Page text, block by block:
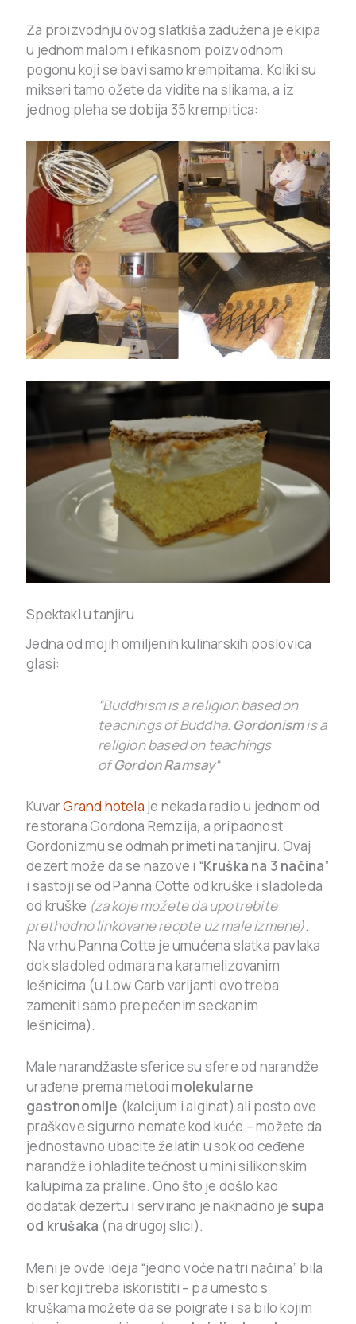
Za proizvodnju ovog slatkiša zadužena je ekipa
u jednom malom i efikasnom poizvodnom
pogonu koji se bavi samo krempitama. Koliki su
mikseri tamo ožete da vidite na slikama, a iz
jednog pleha se dobija 35 krempitica:
Spektakl u tanjiru
Jedna od mojih omiljenih kulinarskih poslovica
glasi:
“Buddhism is a religion based on
teachings of Buddha. Gordonismis a
religion based on teachings
ofGordon Ramsay“
KuvarGrand hotela je nekada radio u jednom od
restorana Gordona Remzija, a pripadnost
Gordonizmu se odmah primeti na tanjiru. Ovaj
dezert može da se nazove i “Kruška na 3 načina”
i sastoji se od Panna Cotte od kruške i sladoleda
od kruške (za koje možete da upotrebite
prethodno linkovane recpte uz male izmene).
Na vrhu Panna Cotte je umućena slatka pavlaka
dok sladoled odmara na karamelizovanim
lešnicima (u Low Carb varijanti ovo treba
zameniti samo prepečenim seckanim
lešnicima).
Male narandžaste sferice su sfere od narandže
urađene prema metodi molekularne
gastronomije (kalcijum i alginat) ali posto ove
praškove sigurno nemate kod kuće – možete da
jednostavno ubacite želatin u sok od ceđene
narandže i ohladite tečnost u mini silikonskim
kalupima za praline. Ono što je došlo kao
dodatak dezertu i servirano je naknadno je supa
od krušaka (na drugoj slici).
Meni je ovde ideja “jedno voće na tri načina” bila
biser koji treba iskoristiti – pa umesto s
kruškama možete da se poigrate i sa bilo kojim